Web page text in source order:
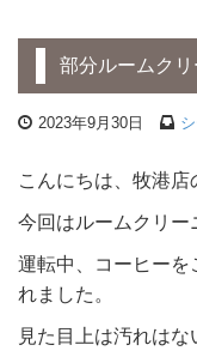
部分ルームク
2023年9月30日
こんにちは、牧港店
今回はルームクリー
運転中、コーヒーを
れました。
見た目上は汚れは